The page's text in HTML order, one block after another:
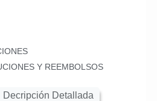
Y REEMBOLSOS
Decripción Detallada